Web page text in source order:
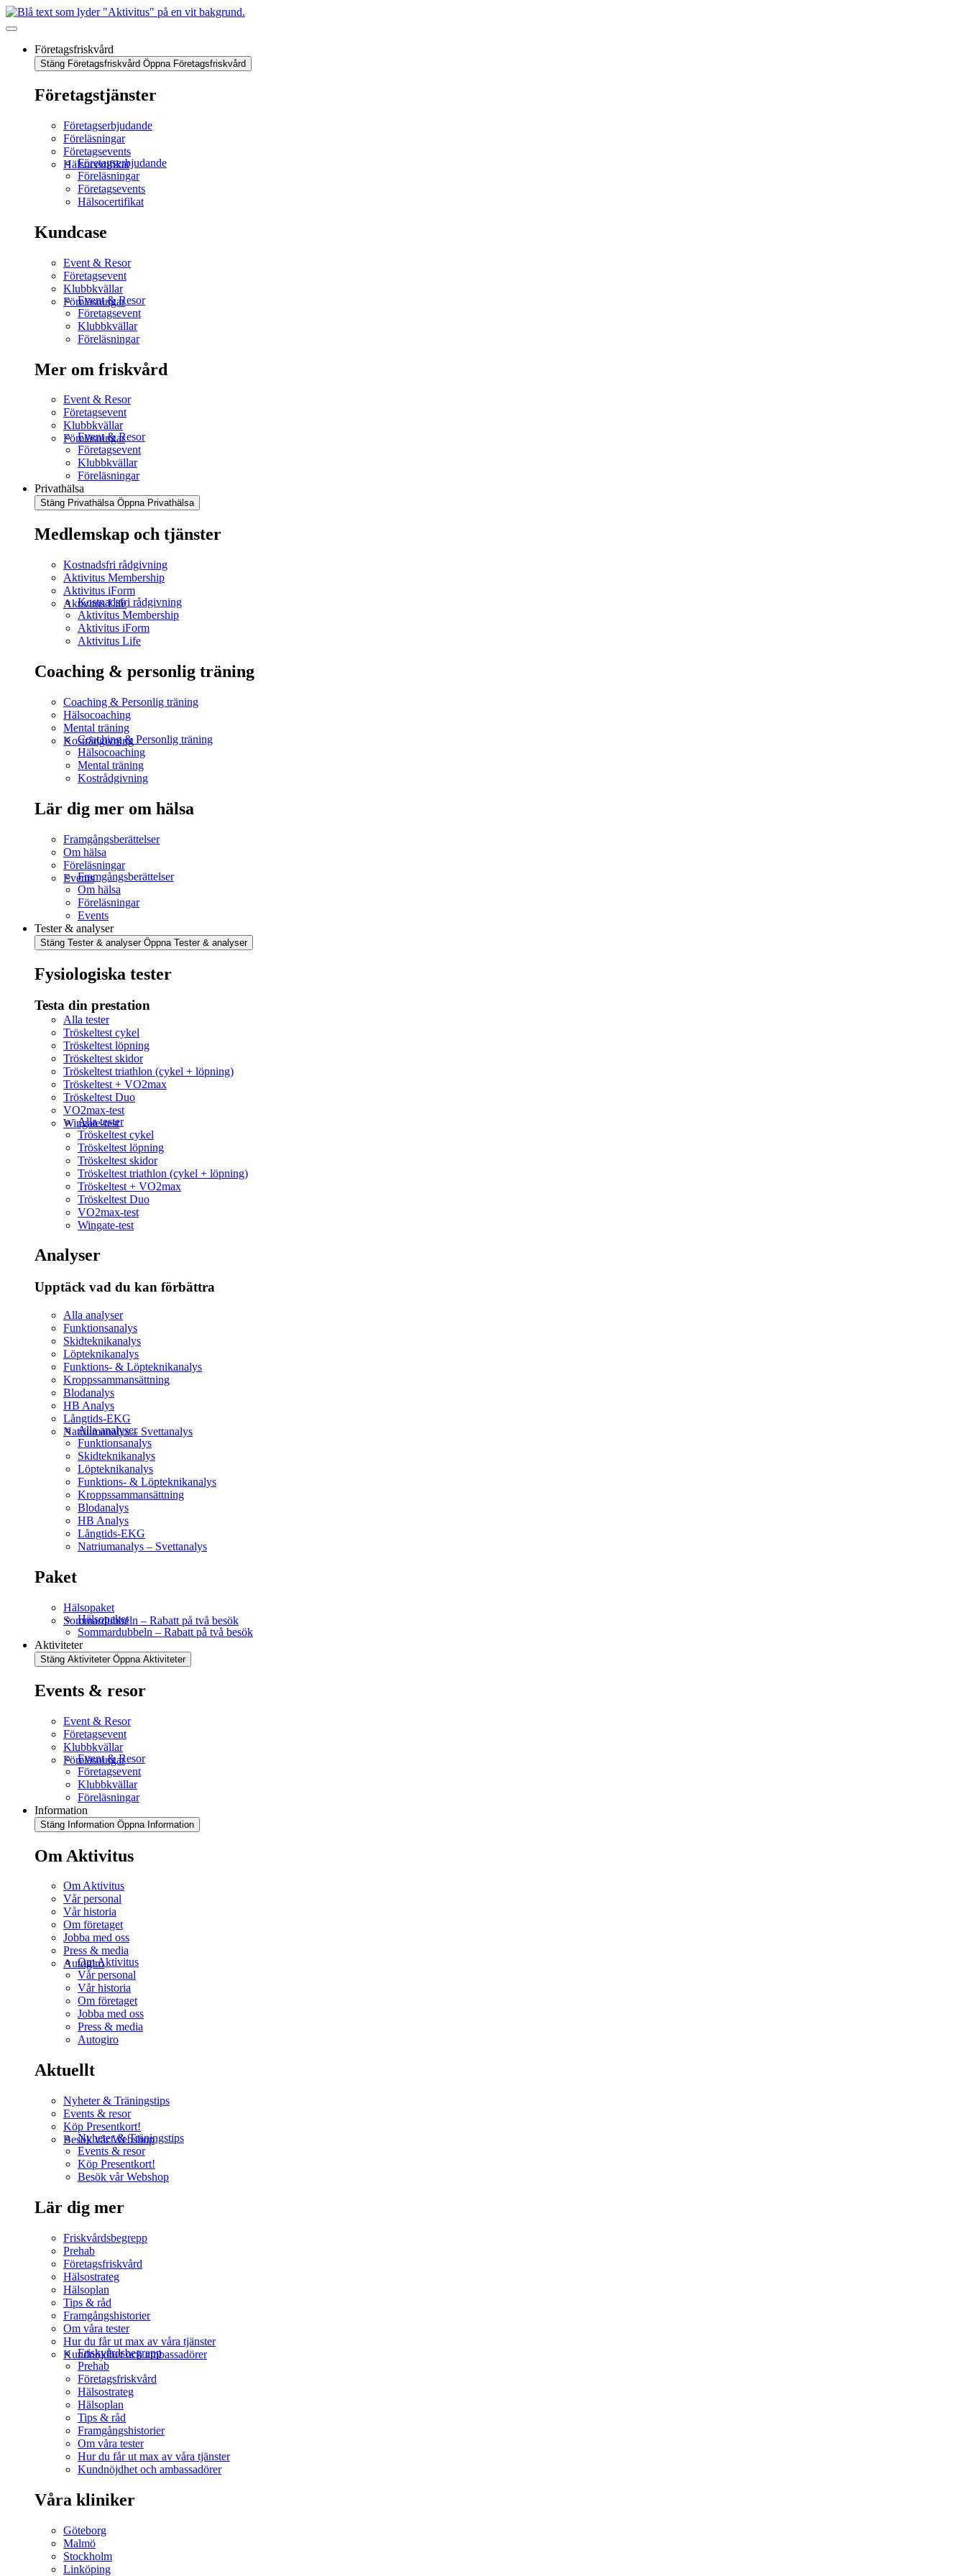
Företagsfriskvård
Stäng Företagsfriskvård Öppna Företagsfriskvård
Företagstjänster
Företagserbjudande
Föreläsningar
Företagsevents
Hälsocertifikat
Företagserbjudande
Föreläsningar
Företagsevents
Hälsocertifikat
Kundcase
Event & Resor
Företagsevent
Klubbkvällar
Föreläsningar
Event & Resor
Företagsevent
Klubbkvällar
Föreläsningar
Mer om friskvård
Event & Resor
Företagsevent
Klubbkvällar
Föreläsningar
Event & Resor
Företagsevent
Klubbkvällar
Föreläsningar
Privathälsa
Stäng Privathälsa Öppna Privathälsa
Medlemskap och tjänster
Kostnadsfri rådgivning
Aktivitus Membership
Aktivitus iForm
Aktivitus Life
Kostnadsfri rådgivning
Aktivitus Membership
Aktivitus iForm
Aktivitus Life
Coaching & personlig träning
Coaching & Personlig träning
Hälsocoaching
Mental träning
Kostrådgivning
Coaching & Personlig träning
Hälsocoaching
Mental träning
Kostrådgivning
Lär dig mer om hälsa
Framgångsberättelser
Om hälsa
Föreläsningar
EventsFramgångsberättelser
Om hälsa
Föreläsningar
Events
Tester & analyser
Stäng Tester & analyser Öppna Tester & analyser
Fysiologiska tester
Testa din prestation
Alla tester
Tröskeltest cykel
Tröskeltest löpning
Tröskeltest skidor
Tröskeltest triathlon (cykel + löpning)
Tröskeltest + VO2max
Tröskeltest Duo
VO2max-test
Wingate-test
Alla tester
Tröskeltest cykel
Tröskeltest löpning
Tröskeltest skidor
Tröskeltest triathlon (cykel + löpning)
Tröskeltest + VO2max
Tröskeltest Duo
VO2max-test
Wingate-test
Analyser
Upptäck vad du kan förbättra​
Alla analyser
Funktionsanalys
Skidteknikanalys
Löpteknikanalys
Funktions- & Löpteknikanalys
Kroppssammansättning
Blodanalys
HB Analys
Långtids-EKG
Natriumanalys – Svettanalys
Alla analyser
Funktionsanalys
Skidteknikanalys
Löpteknikanalys
Funktions- & Löpteknikanalys
Kroppssammansättning
Blodanalys
HB Analys
Långtids-EKG
Natriumanalys – Svettanalys
Paket
Hälsopaket
Sommardubbeln – Rabatt på två besök
Hälsopaket
Sommardubbeln – Rabatt på två besök
Aktiviteter
Stäng Aktiviteter Öppna Aktiviteter
Events & resor
Event & Resor
Företagsevent
Klubbkvällar
Föreläsningar
Event & Resor
Företagsevent
Klubbkvällar
Föreläsningar
Information
Stäng Information Öppna Information
Om Aktivitus
Om Aktivitus
Vår personal
Vår historia
Om företaget
Jobba med oss
Press & media
Autogiro
Om Aktivitus
Vår personal
Vår historia
Om företaget
Jobba med oss
Press & media
Autogiro
Aktuellt
Nyheter & Träningstips
Events & resor
Köp Presentkort!
Besök vår Webshop
Nyheter & Träningstips
Events & resor
Köp Presentkort!
Besök vår Webshop
Lär dig mer
Friskvårdsbegrepp
Prehab
Företagsfriskvård
Hälsostrateg
Hälsoplan
Tips & råd
Framgångshistorier
Om våra tester
Hur du får ut max av våra tjänster
Kundnöjdhet och ambassadörer
Friskvårdsbegrepp
Prehab
Företagsfriskvård
Hälsostrateg
Hälsoplan
Tips & råd
Framgångshistorier
Om våra tester
Hur du får ut max av våra tjänster
Kundnöjdhet och ambassadörer
Våra kliniker
Göteborg
Malmö
Stockholm
Linköping